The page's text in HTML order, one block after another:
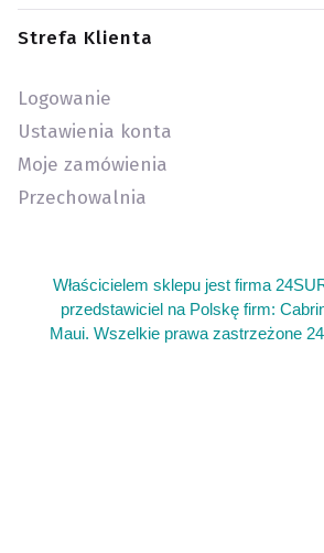
Strefa Klienta
Logowanie
Ustawienia konta
Moje zamówienia
Przechowalnia
Właścicielem sklepu jest firma
przedstawiciel na Polskę firm:
Maui. Wszelkie prawa zastrzeżone